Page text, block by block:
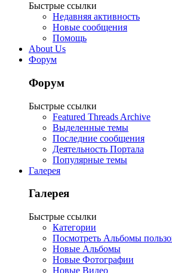
Быстрые ссылки
Недавняя активность
Новые сообщения
Помощь
About Us
Форум
Форум
Быстрые ссылки
Featured Threads Archive
Выделенные темы
Последние сообщения
Деятельность Портала
Популярные темы
Галерея
Галерея
Быстрые ссылки
Категории
Посмотреть Альбомы
Новые Альбомы
Новые Фотографии
Новые Видео